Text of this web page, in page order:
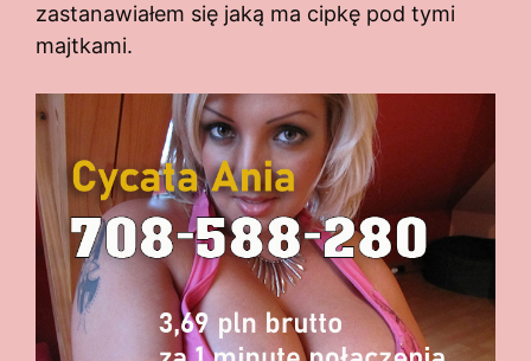
zastanawiałem się jaką ma cipkę pod tymi
majtkami.